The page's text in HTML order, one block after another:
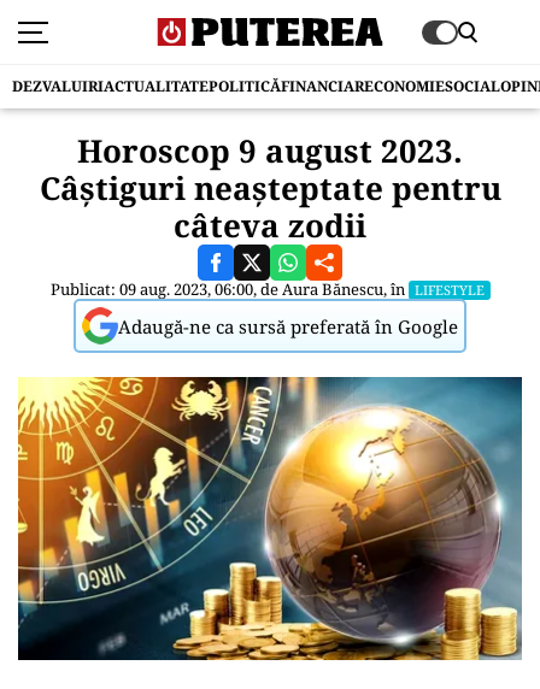
DEZVALUIRIACTUALITATEPOLITICĂFINANCIARECONOMIESOCIAL
Horoscop 9 august 2023.
Câștiguri neașteptate pentru
câteva zodii
Publicat: 09 aug. 2023, 06:00, deAura Bănescu, în LIFESTYLE
Adaugă-ne ca sursă preferată în Google